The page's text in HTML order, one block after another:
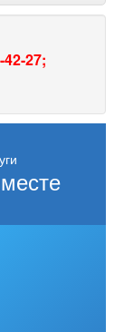
42-27;